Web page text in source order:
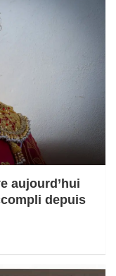
aujourd’hui
depuis